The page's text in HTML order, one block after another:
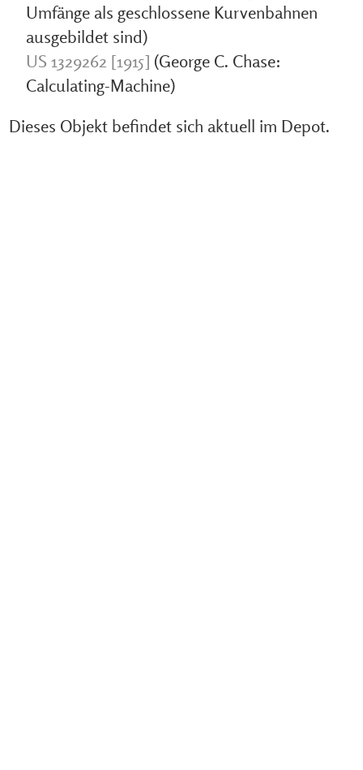
Umfänge als geschlossene Kurvenbahnen
ausgebildet sind)
US 1329262 [1915] (George C. Chase:
Calculating-Machine)
Dieses Objekt befindet sich aktuell im Depot.